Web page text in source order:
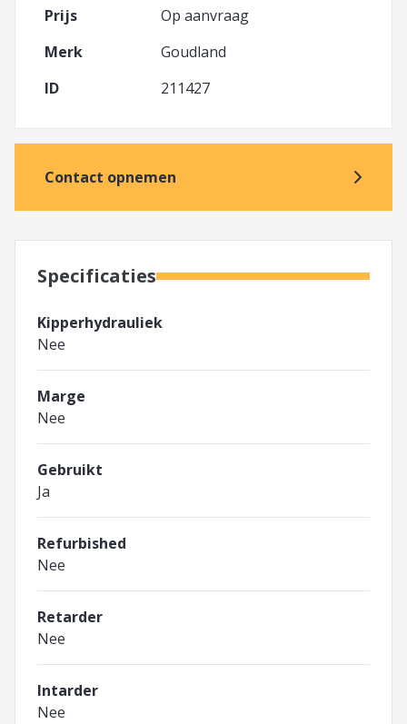
Prijs
Op aanvraag
Merk
Goudland
ID
211427
Contact opnemen
Specificaties
Kipperhydrauliek
Nee
Marge
Nee
Gebruikt
Ja
Refurbished
Nee
Retarder
Nee
Intarder
Nee